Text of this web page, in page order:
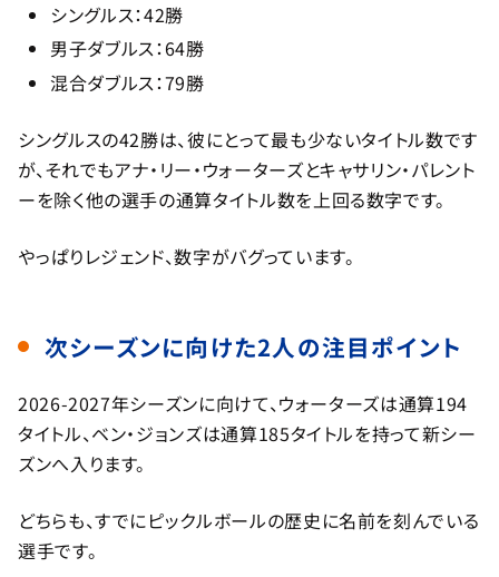
シングルス：42勝
男子ダブルス：64勝
混合ダブルス：79勝
シングルスの42勝は、彼にとって最も少ないタイトル数です
が、それでもアナ・リー・ウォーターズとキャサリン・パレント
ーを除く他の選手の通算タイトル数を上回る数字です。
やっぱりレジェンド、数字がバグっています。
次シーズンに向けた2人の注目ポイント
2026-2027年シーズンに向けて、ウォーターズは通算194
タイトル、ベン・ジョンズは通算185タイトルを持って新シー
ズンへ入ります。
どちらも、すでにピックルボールの歴史に名前を刻んでいる
選手です。